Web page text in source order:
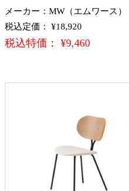
メーカー：MW（エムワース）
税込定価： ¥18,920
税込特価： ¥9,460